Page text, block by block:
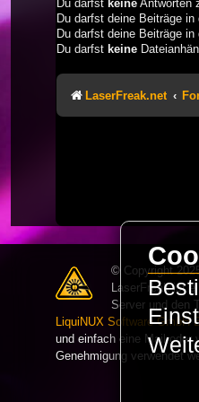
Du darfst keine Antworten
Du darfst deine Beiträge in
Du darfst deine Beiträge in
Du darfst keine
LaserFreak.net
© Copyright
LaserFreak ist
Server und den
LiquiNUX Software GmbH
und einfach eine Mail oder
Genehmigung verwendet